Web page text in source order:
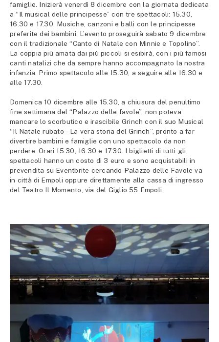
famiglie. Inizierà venerdì 8 dicembre con la giornata dedicata
a “Il musical delle principesse” con tre spettacoli: 15.30,
16.30 e 17.30. Musiche, canzoni e balli con le principesse
preferite dei bambini. L’evento proseguirà sabato 9 dicembre
con il tradizionale “Canto di Natale con Minnie e Topolino”.
La coppia più amata dai più piccoli si esibirà, con i più famosi
canti natalizi che da sempre hanno accompagnato la nostra
infanzia. Primo spettacolo alle 15.30, a seguire alle 16.30 e
alle 17.30.
Domenica 10 dicembre alle 15.30, a chiusura del penultimo
fine settimana del “Palazzo delle favole”, non poteva
mancare lo scorbutico e irascibile Grinch con il suo Musical
“Il Natale rubato – La vera storia del Grinch”, pronto a far
divertire bambini e famiglie con uno spettacolo da non
perdere. Orari 15.30, 16.30 e 17.30. I biglietti di tutti gli
spettacoli hanno un costo di 3 euro e sono acquistabili in
prevendita su Eventbrite cercando Palazzo delle Favole va
in città di Empoli oppure direttamente alla cassa di ingresso
del Teatro Il Momento, via del Giglio 55 Empoli.